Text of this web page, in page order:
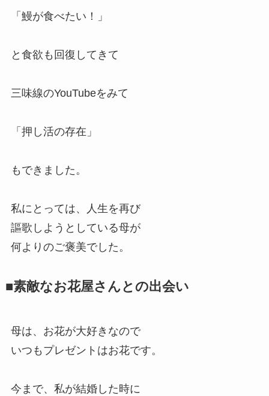
「鰻が食べたい！」
と食欲も回復してきて
三味線のYouTubeをみて
「押し活の存在」
もできました。
私にとっては、人生を再び
謳歌しようとしている母が
何よりのご褒美でした。
■素敵なお花屋さんとの出会い
母は、お花が大好きなので
いつもプレゼントはお花です。
今まで、私が結婚した時に